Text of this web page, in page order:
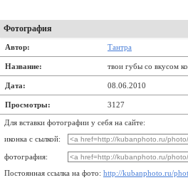
Фотография
Автор: Тантра
Название: твои губы со вкусом
Дата: 08.06.2010
Просмотры: 3127
Для вставки фотографии у себя на сайте:
иконка с сылкой:
фотография:
Постоянная ссылка на фото: http://kubanphoto.ru/